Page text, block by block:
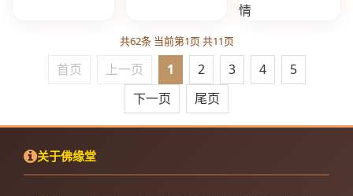
情
共62条 当前第1页 共11页
首页 上一页 1 2 3 4
5
下一页
尾页
关于佛缘堂